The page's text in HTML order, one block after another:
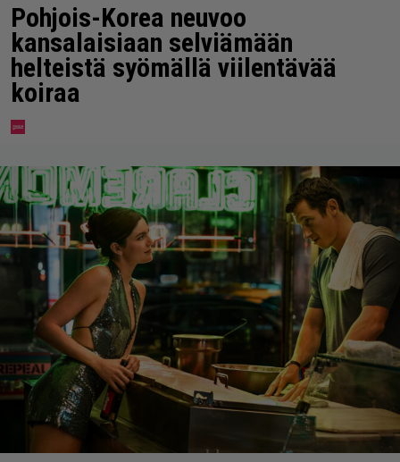
Pohjois-Korea neuvoo
kansalaisiaan selviämään
helteistä syömällä viilentävää
koiraa